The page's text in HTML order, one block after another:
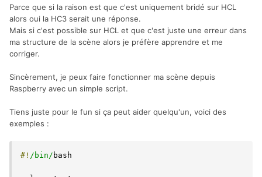
Parce que si la raison est que c'est uniquement bridé sur HCL
alors oui la HC3 serait une réponse.
Mais si c'est possible sur HCL et que c'est juste une erreur dans
ma structure de la scène alors je préfère apprendre et me
corriger.
Sincèrement, je peux faire fonctionner ma scène depuis
Raspberry avec un simple script.
Tiens juste pour le fun si ça peut aider quelqu'un, voici des
exemples :
#! /bin/ bash